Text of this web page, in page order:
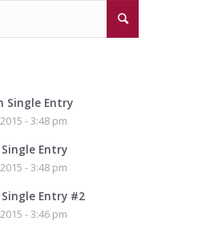
Single Entry
- 3:48 pm
Single Entry
- 3:48 pm
Single Entry #2
- 3:46 pm